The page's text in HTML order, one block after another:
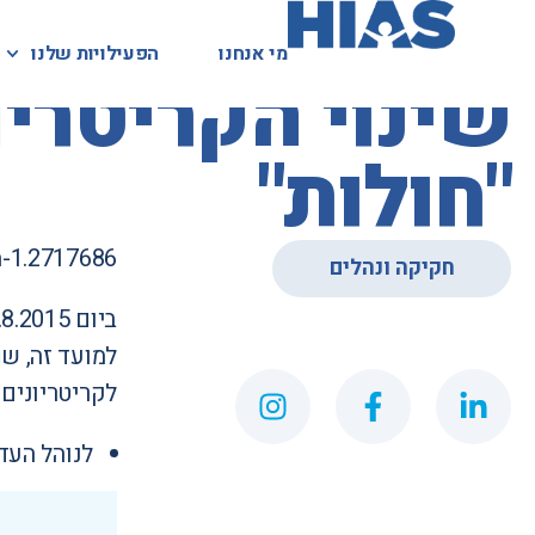
מי אנחנו הפעילויות שלנו מי אנחנו הפעילויות שלנו המאגר המשפטי
שינוי
"חולות"
חקיקה ונהלים
למועד זה,
לנוהל